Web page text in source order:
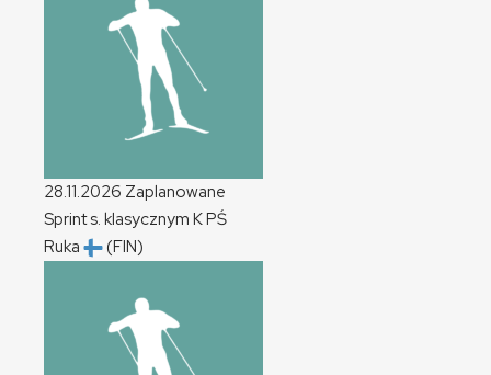
28.11.2026 Zaplanowane
Sprint s. klasycznym KPŚ
Ruka
(FIN)